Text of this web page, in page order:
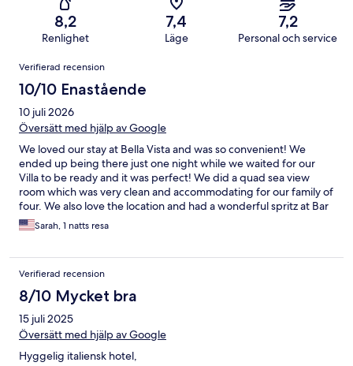
8,2
Renlighet
7,4
Läge
7,2
Personal och service
Recensioner
Verifierad recension
10/10 Enastående
10 juli 2026
Översätt med hjälp av Google
We loved our stay at Bella Vista and was so convenient! We
ended up being there just one night while we waited for our
Villa to be ready and it was perfect! We did a quad sea view
room which was very clean and accommodating for our family of
four. We also love the location and had a wonderful spritz at Bar
Del Sole and the most amazing dinner at La Strata - highly
recommend! Thanks for having us!
Sarah, 1 natts resa
Verifierad recension
8/10 Mycket bra
15 juli 2025
Översätt med hjälp av Google
Hyggelig italiensk hotel,